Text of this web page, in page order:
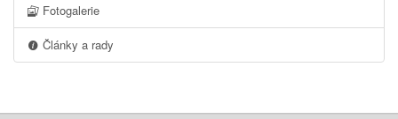
Fotogalerie
Články a rady